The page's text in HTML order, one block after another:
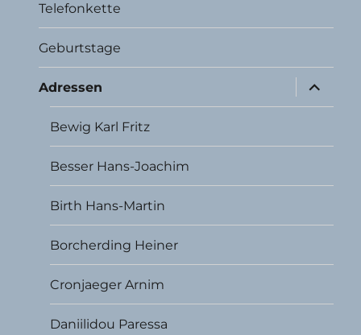
Telefonkette
Geburtstage
Adressen
öffnen
Bewig Karl Fritz
Besser Hans-Joachim
Birth Hans-Martin
Borcherding Heiner
Cronjaeger Arnim
Daniilidou Paressa